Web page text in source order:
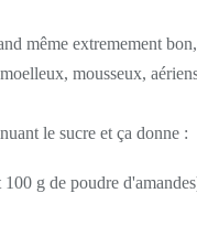
même extremement
mousseux,
le sucre et ça donne :
g de poudre